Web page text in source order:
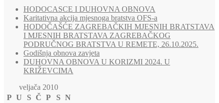
HODOCASCE I DUHOVNA OBNOVA
Karitativna akcija mjesnoga bratstva OFS-a
HODOČAŠĆE ZAGREBAČKIH MJESNIH BRATSTAVA
I MJESNIH BRATSTAVA ZAGREBAČKOG
PODRUČNOG BRATSTVA U REMETE, 26.10.2025.
Godišnja obnova zavjeta
DUHOVNA OBNOVA U KORIZMI 2024. U
KRIŽEVCIMA
veljača 2010
P U S Č P S N